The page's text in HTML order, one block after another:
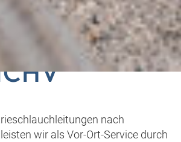
nach
wir als Vor-Ort-Service durch